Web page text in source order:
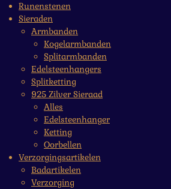
Runenstenen
Sieraden
Armbanden
Kogelarmbanden
Splitarmbanden
Edelsteenhangers
Splitketting
925 Zilver Sieraad
Alles
Edelsteenhanger
Ketting
Oorbellen
Verzorgingsartikelen
Badartikelen
Verzorging